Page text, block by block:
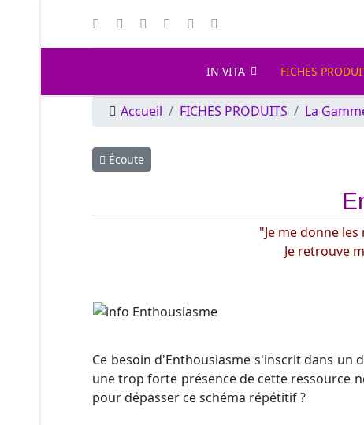
IN VITA FICHES
Accueil FICHES PRODUITS La
Article précédent : Écoute
Écoute
"Je me donne
Je retrouve
Ce besoin d'Enthousiasme s'inscrit dans
une trop forte présence de cette ressource
pour dépasser ce schéma répétitif ?